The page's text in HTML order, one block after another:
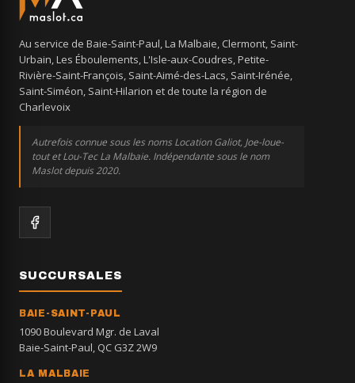
Au service de Baie-Saint-Paul, La Malbaie, Clermont, Saint-
Urbain, Les Éboulements, L'Isle-aux-Coudres, Petite-
Rivière-Saint-François, Saint-Aimé-des-Lacs, Saint-Irénée,
Saint-Siméon, Saint-Hilarion et de toute la région de
Charlevoix
Autrefois connue sous les noms Location Galiot, Joe-loue-
tout et Lou-Tec La Malbaie. Indépendante sous le nom
Maslot depuis 2020.
SUCCURSALES
BAIE-SAINT-PAUL
1090 Boulevard Mgr. de Laval
Baie-Saint-Paul, QC G3Z 2W9
LA MALBAIE